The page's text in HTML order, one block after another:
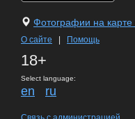
Фотографии на
О сайте Помощь
18+
Select language:
en ru